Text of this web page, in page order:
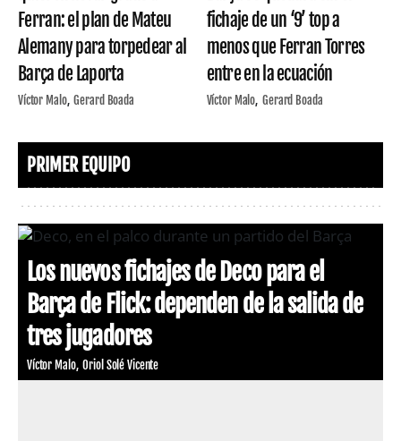
Ferran: el plan de Mateu
Alemany para torpedear al
Barça de Laporta
Víctor Malo Gerard Boada
fichaje de un ‘9’ top a
menos que Ferran Torres
entre en la ecuación
Víctor Malo Gerard Boada
PRIMER EQUIPO
Los nuevos fichajes de Deco para el
Barça de Flick: dependen de la salida de
tres jugadores
Víctor Malo Oriol Solé Vicente